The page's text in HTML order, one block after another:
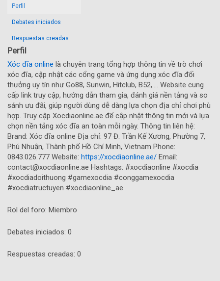
Perfil
Debates iniciados
Respuestas creadas
Perfil
Xóc đĩa online là chuyên trang tổng hợp thông tin về trò chơi
xóc đĩa, cập nhật các cổng game và ứng dụng xóc đĩa đổi
thưởng uy tín như Go88, Sunwin, Hitclub, B52,.... Website cung
cấp link truy cập, hướng dẫn tham gia, đánh giá nền tảng và so
sánh ưu đãi, giúp người dùng dễ dàng lựa chọn địa chỉ chơi phù
hợp. Truy cập Xocdiaonline.ae để cập nhật thông tin mới và lựa
chọn nền tảng xóc đĩa an toàn mỗi ngày. Thông tin liên hệ:
Brand: Xóc đĩa online Địa chỉ: 97 Đ. Trần Kế Xương, Phường 7,
Phú Nhuận, Thành phố Hồ Chí Minh, Vietnam Phone:
0843.026.777 Website: https://xocdiaonline.ae/ Email:
contact@xocdiaonline.ae Hashtags: #xocdiaonline #xocdia
#xocdiadoithuong #gamexocdia #conggamexocdia
#xocdiatructuyen #xocdiaonline_ae
Rol del foro: Miembro
Debates iniciados: 0
Respuestas creadas: 0